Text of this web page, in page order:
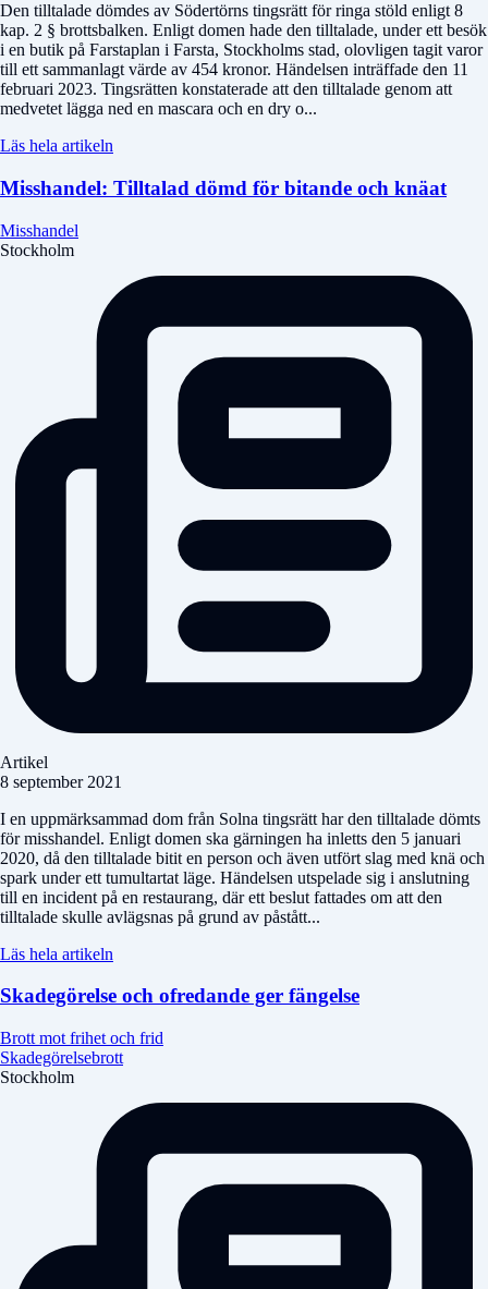
Den tilltalade dömdes av Södertörns tingsrätt för ringa stöld enligt 8
kap. 2 § brottsbalken. Enligt domen hade den tilltalade, under ett besök
i en butik på Farstaplan i Farsta, Stockholms stad, olovligen tagit varor
till ett sammanlagt värde av 454 kronor. Händelsen inträffade den 11
februari 2023. Tingsrätten konstaterade att den tilltalade genom att
medvetet lägga ned en mascara och en dry o...
Läs hela artikeln
Misshandel: Tilltalad dömd för bitande och knäat
Misshandel
Stockholm
Artikel
8 september 2021
I en uppmärksammad dom från Solna tingsrätt har den tilltalade dömts
för misshandel. Enligt domen ska gärningen ha inletts den 5 januari
2020, då den tilltalade bitit en person och även utfört slag med knä och
spark under ett tumultartat läge. Händelsen utspelade sig i anslutning
till en incident på en restaurang, där ett beslut fattades om att den
tilltalade skulle avlägsnas på grund av påstått...
Läs hela artikeln
Skadegörelse och ofredande ger fängelse
Brott mot frihet och frid
Skadegörelsebrott
Stockholm